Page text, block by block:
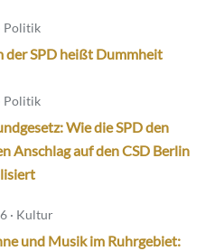
Politik
der SPD heißt Dummheit
Politik
Wie die SPD den
Anschlag auf den CSD Berlin
· Kultur
und Musik im Ruhrgebiet: